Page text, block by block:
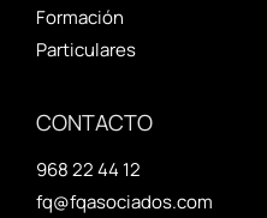
Formación
Particulares
CONTACTO
968 22 44 12
fq@fqasociados.com